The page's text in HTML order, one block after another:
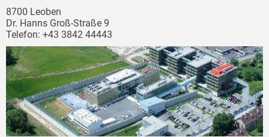
8700 Leoben
Dr. Hanns Groß-Straße 9
Telefon: +43 3842 44443